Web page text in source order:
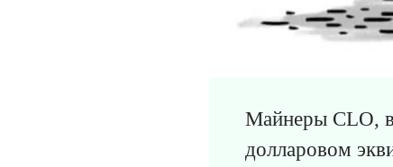
Майнеры CLO,
долларовом